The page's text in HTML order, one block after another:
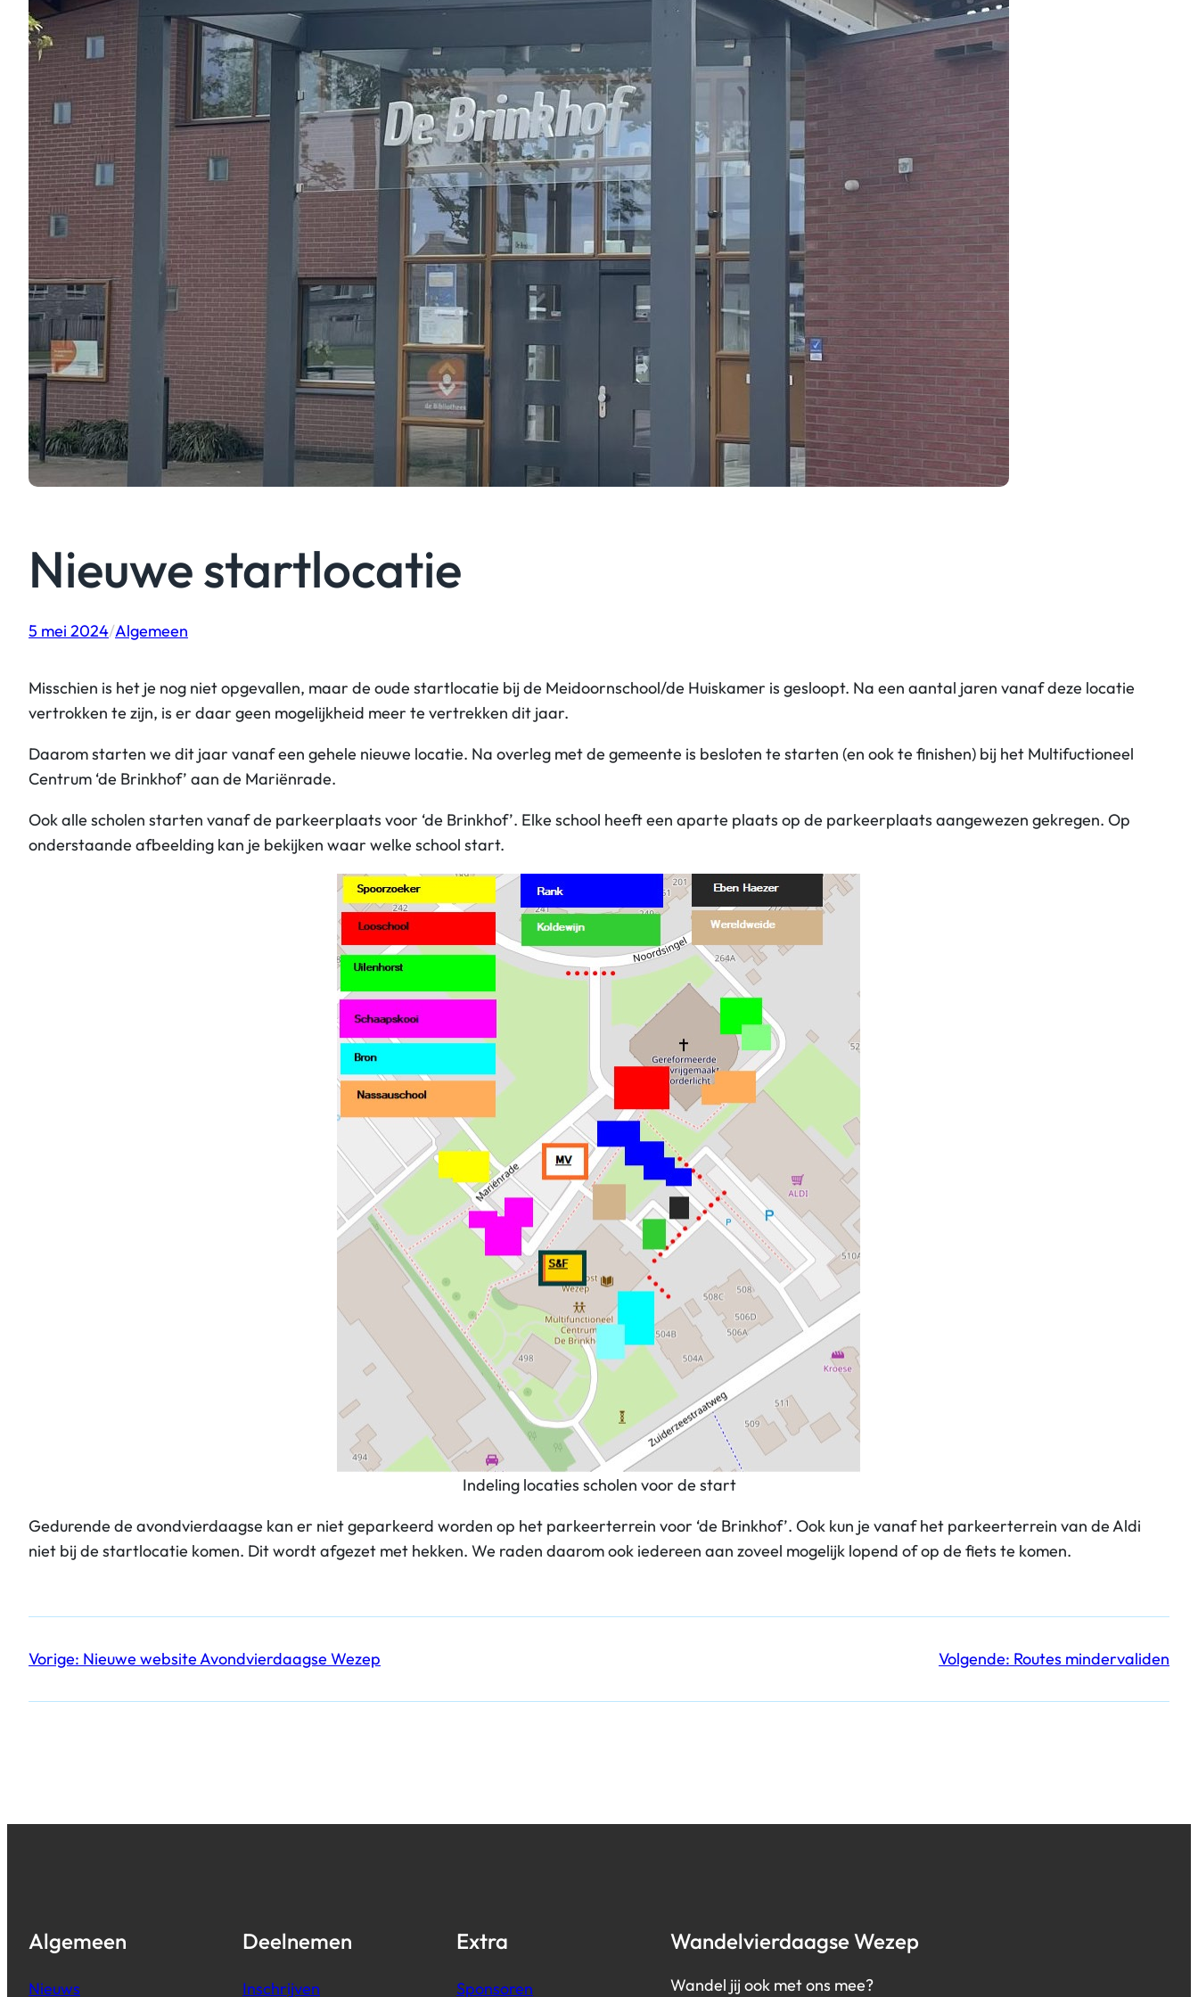
Nieuwe startlocatie
5 mei 2024/Algemeen
Misschien is het je nog niet opgevallen, maar de oude startlocatie bij de Meidoornschool/de Huiskamer is gesloopt. Na een aantal jaren vanaf deze locatie
vertrokken te zijn, is er daar geen mogelijkheid meer te vertrekken dit jaar.
Daarom starten we dit jaar vanaf een gehele nieuwe locatie. Na overleg met de gemeente is besloten te starten (en ook te finishen) bij het Multifuctioneel
Centrum ‘de Brinkhof’ aan de Mariënrade.
Ook alle scholen starten vanaf de parkeerplaats voor ‘de Brinkhof’. Elke school heeft een aparte plaats op de parkeerplaats aangewezen gekregen. Op
onderstaande afbeelding kan je bekijken waar welke school start.
Indeling locaties scholen voor de start
Gedurende de avondvierdaagse kan er niet geparkeerd worden op het parkeerterrein voor ‘de Brinkhof’. Ook kun je vanaf het parkeerterrein van de Aldi
niet bij de startlocatie komen. Dit wordt afgezet met hekken. We raden daarom ook iedereen aan zoveel mogelijk lopend of op de fiets te komen.
Vorige: Nieuwe website Avondvierdaagse Wezep Volgende: Routes mindervaliden
Algemeen
Nieuws
Deelnemen
Inschrijven
Extra
Sponsoren
Wandelvierdaagse Wezep
Wandel jij ook met ons mee?